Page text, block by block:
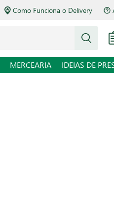
Como Funciona o Delivery
MERCEARIA IDEIAS DE